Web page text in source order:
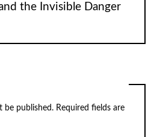
the Invisible Danger
be published. Required fields are